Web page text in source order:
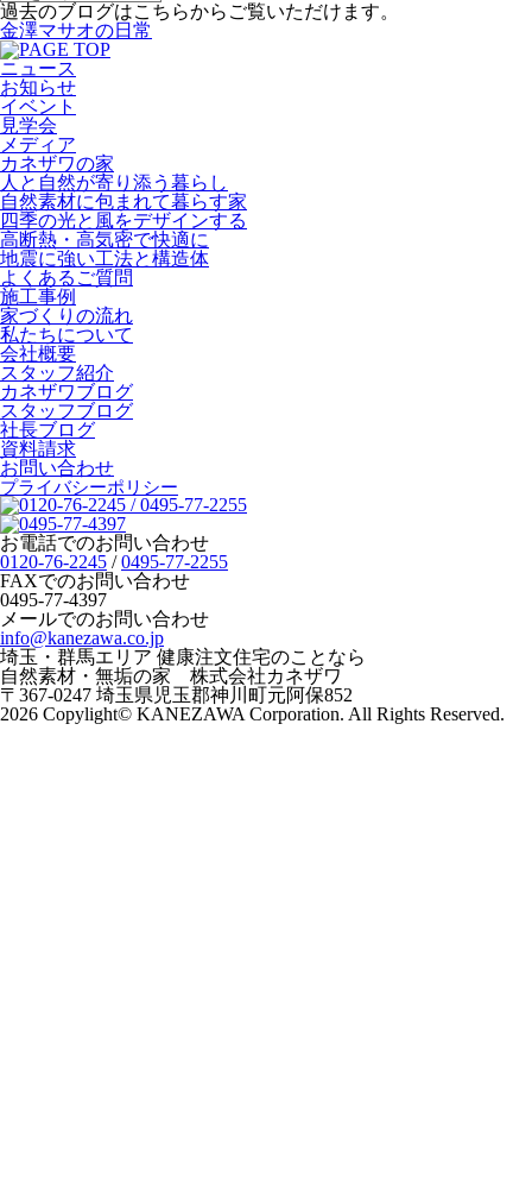
過去のブログはこちらからご覧いただけます。
金澤マサオの日常
ニュース
お知らせ
イベント
見学会
メディア
カネザワの家
人と自然が寄り添う暮らし
自然素材に包まれて暮らす家
四季の光と風をデザインする
高断熱・高気密で快適に
地震に強い工法と構造体
よくあるご質問
施工事例
家づくりの流れ
私たちについて
会社概要
スタッフ紹介
カネザワブログ
スタッフブログ
社長ブログ
資料請求
お問い合わせ
プライバシーポリシー
お電話でのお問い合わせ
0120-76-2245 /0495-77-2255
FAXでのお問い合わせ
0495-77-4397
メールでのお問い合わせ
info@kanezawa.co.jp
埼玉・群馬エリア 健康注文住宅のことなら
自然素材・無垢の家 株式会社カネザワ
〒367-0247 埼玉県児玉郡神川町元阿保852
2026 Copylight© KANEZAWA Corporation. All Rights Reserved.